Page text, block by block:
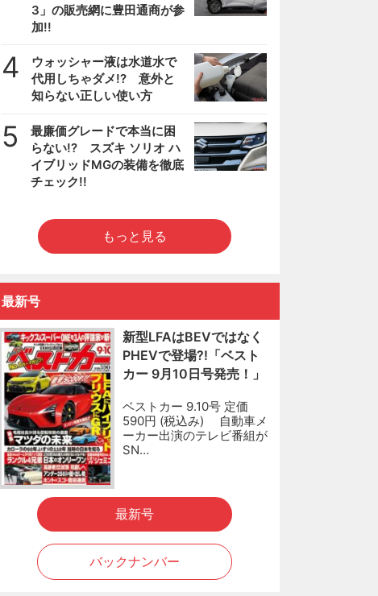
3」の販売網に豊田通商が参
加!!
4
ウォッシャー液は水道水で
代用しちゃダメ!? 意外と
知らない正しい使い方
5
最廉価グレードで本当に困
らない!? スズキ ソリオ ハ
イブリッドMGの装備を徹底
チェック!!
もっと見る
最新号
新型LFAはBEVではなく
PHEVで登場?!「ベスト
カー 9月10日号発売！」
ベストカー 9.10号 定価
590円 (税込み) 自動車メ
ーカー出演のテレビ番組が
SN…
最新号
バックナンバー